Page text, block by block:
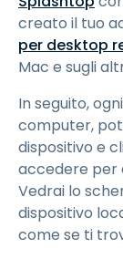
creato il tuo
per desktop
Mac e sugli
In seguito,
computer,
dispositivo e
accedere per
Vedrai lo
dispositivo
come se ti